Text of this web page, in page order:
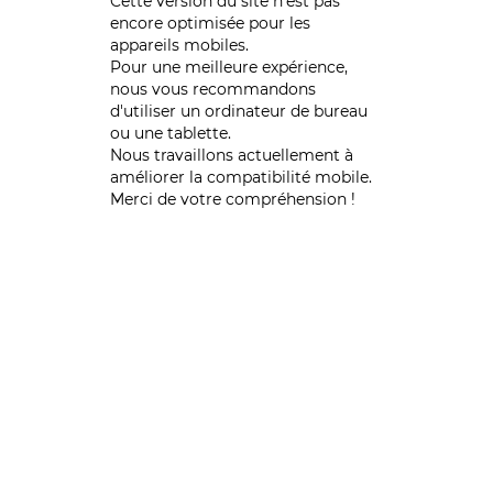
encore optimisée pour les
appareils mobiles.
Pour une meilleure expérience,
nous vous recommandons
d'utiliser un ordinateur de bureau
ou une tablette.
Nous travaillons actuellement à
améliorer la compatibilité mobile.
Merci de votre compréhension !